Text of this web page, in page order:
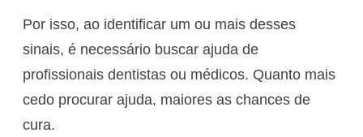
Por isso, ao identificar um ou mais desses
sinais, é necessário buscar ajuda de
profissionais dentistas ou médicos. Quanto mais
cedo procurar ajuda, maiores as chances de
cura.